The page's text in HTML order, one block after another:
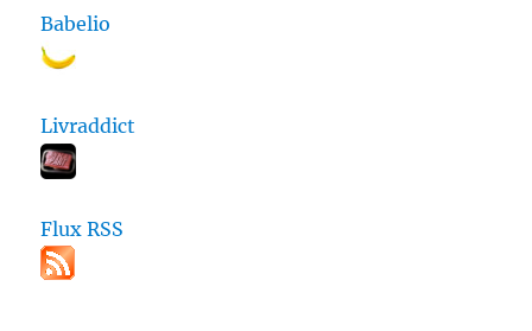
Babelio
Livraddict
Flux RSS